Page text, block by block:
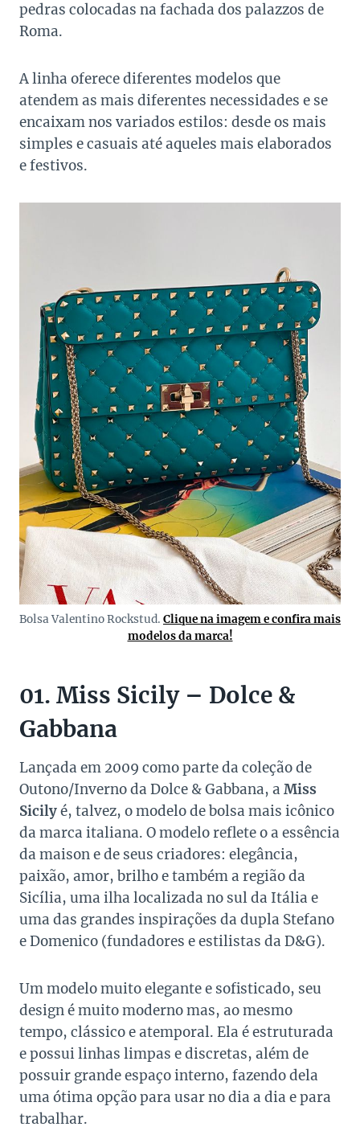
pedras colocadas na fachada dos palazzos de
Roma.
A linha oferece diferentes modelos que
atendem as mais diferentes necessidades e se
encaixam nos variados estilos: desde os mais
simples e casuais até aqueles mais elaborados
e festivos.
Bolsa Valentino Rockstud. Clique na imagem e confira mais
modelos da marca!
01. Miss Sicily – Dolce &
Gabbana
Lançada em 2009 como parte da coleção de
Outono/Inverno da Dolce & Gabbana, a Miss
Sicilyé, talvez, o modelo de bolsa mais icônico
da marca italiana. O modelo reflete o a essência
da maison e de seus criadores: elegância,
paixão, amor, brilho e também a região da
Sicília, uma ilha localizada no sul da Itália e
uma das grandes inspirações da dupla Stefano
e Domenico (fundadores e estilistas da D&G).
Um modelo muito elegante e sofisticado, seu
design é muito moderno mas, ao mesmo
tempo, clássico e atemporal. Ela é estruturada
e possui linhas limpas e discretas, além de
possuir grande espaço interno, fazendo dela
uma ótima opção para usar no dia a dia e para
trabalhar.